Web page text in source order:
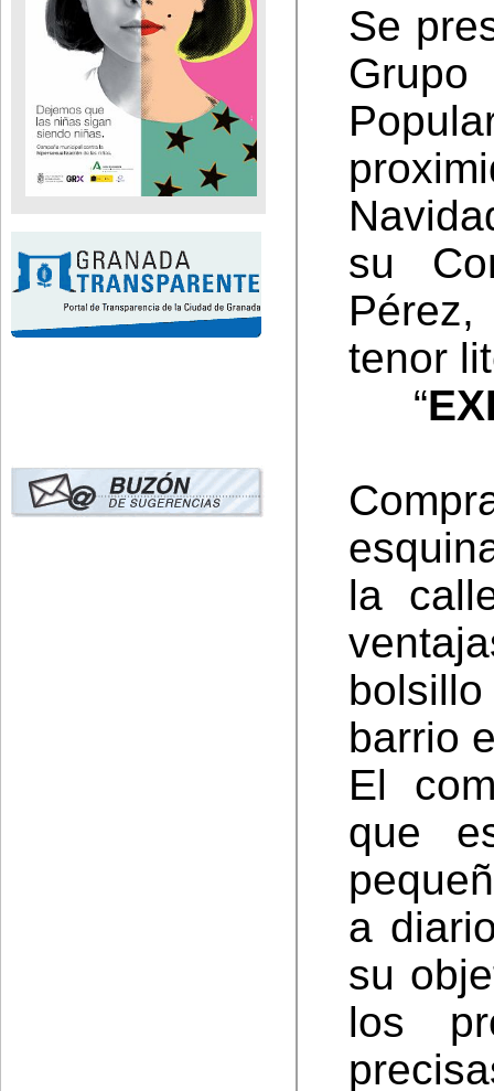
Se
su
tenor
“
la
barrio
El
que
a
su
los